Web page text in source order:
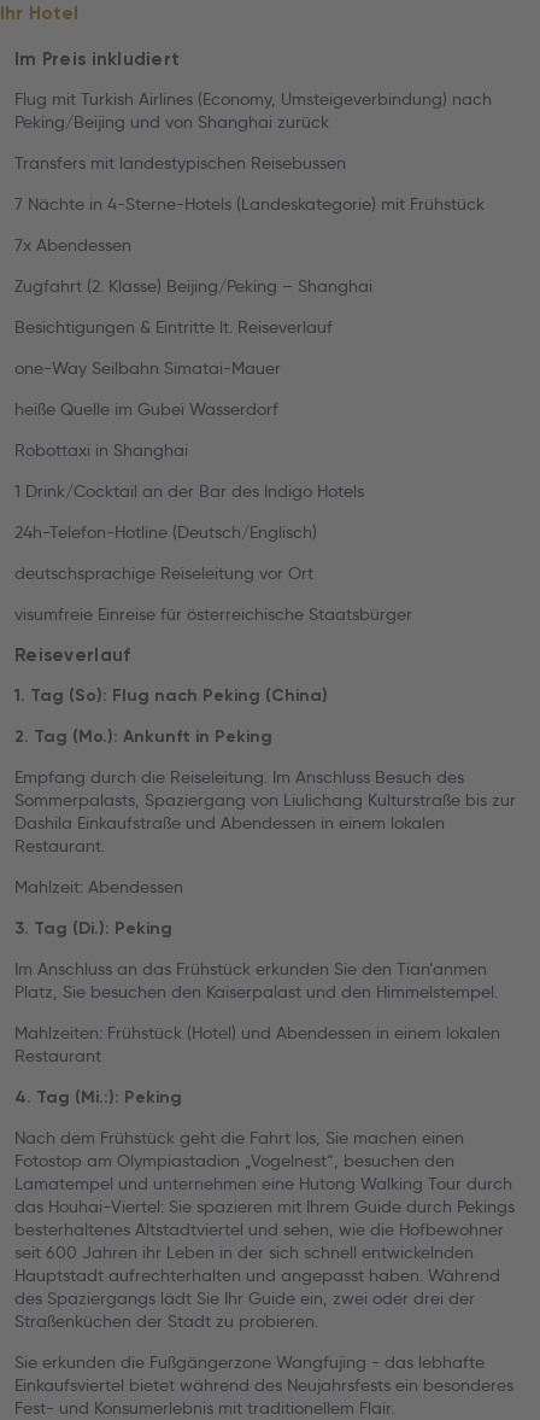
Ihr Hotel
Im Preis inkludiert
Flug mit Turkish Airlines (Economy, Umsteigeverbindung) nach
Peking/Beijing und von Shanghai zurück
Transfers mit landestypischen Reisebussen
7 Nächte in 4-Sterne-Hotels (Landeskategorie) mit Frühstück
7x Abendessen
Zugfahrt (2. Klasse) Beijing/Peking – Shanghai
Besichtigungen & Eintritte lt. Reiseverlauf
one-Way Seilbahn Simatai-Mauer
heiße Quelle im Gubei Wasserdorf
Robottaxi in Shanghai
1 Drink/Cocktail an der Bar des Indigo Hotels
24h-Telefon-Hotline (Deutsch/Englisch)
deutschsprachige Reiseleitung vor Ort
visumfreie Einreise für österreichische Staatsbürger
Reiseverlauf
1. Tag (So): Flug nach Peking (China)
2. Tag (Mo.): Ankunft in Peking
Empfang durch die Reiseleitung. Im Anschluss Besuch des
Sommerpalasts, Spaziergang von Liulichang Kulturstraße bis zur
Dashila Einkaufstraße und Abendessen in einem lokalen
Restaurant.
Mahlzeit: Abendessen
3. Tag (Di.): Peking
Im Anschluss an das Frühstück erkunden Sie den Tian’anmen
Platz, Sie besuchen den Kaiserpalast und den Himmelstempel.
Mahlzeiten: Frühstück (Hotel) und Abendessen in einem lokalen
Restaurant
4. Tag (Mi.:): Peking
Nach dem Frühstück geht die Fahrt los, Sie machen einen
Fotostop am Olympiastadion „Vogelnest“, besuchen den
Lamatempel und unternehmen eine Hutong Walking Tour durch
das Houhai-Viertel: Sie spazieren mit Ihrem Guide durch Pekings
besterhaltenes Altstadtviertel und sehen, wie die Hofbewohner
seit 600 Jahren ihr Leben in der sich schnell entwickelnden
Hauptstadt aufrechterhalten und angepasst haben. Während
des Spaziergangs lädt Sie Ihr Guide ein, zwei oder drei der
Straßenküchen der Stadt zu probieren.
Sie erkunden die Fußgängerzone Wangfujing - das lebhafte
Einkaufsviertel bietet während des Neujahrsfests ein besonderes
Fest- und Konsumerlebnis mit traditionellem Flair.